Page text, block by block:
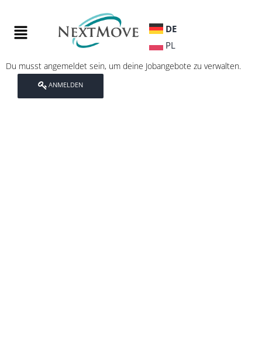
DE
PL
Du musst angemeldet sein, um deine Jobangebote zu verwalten.
ANMELDEN